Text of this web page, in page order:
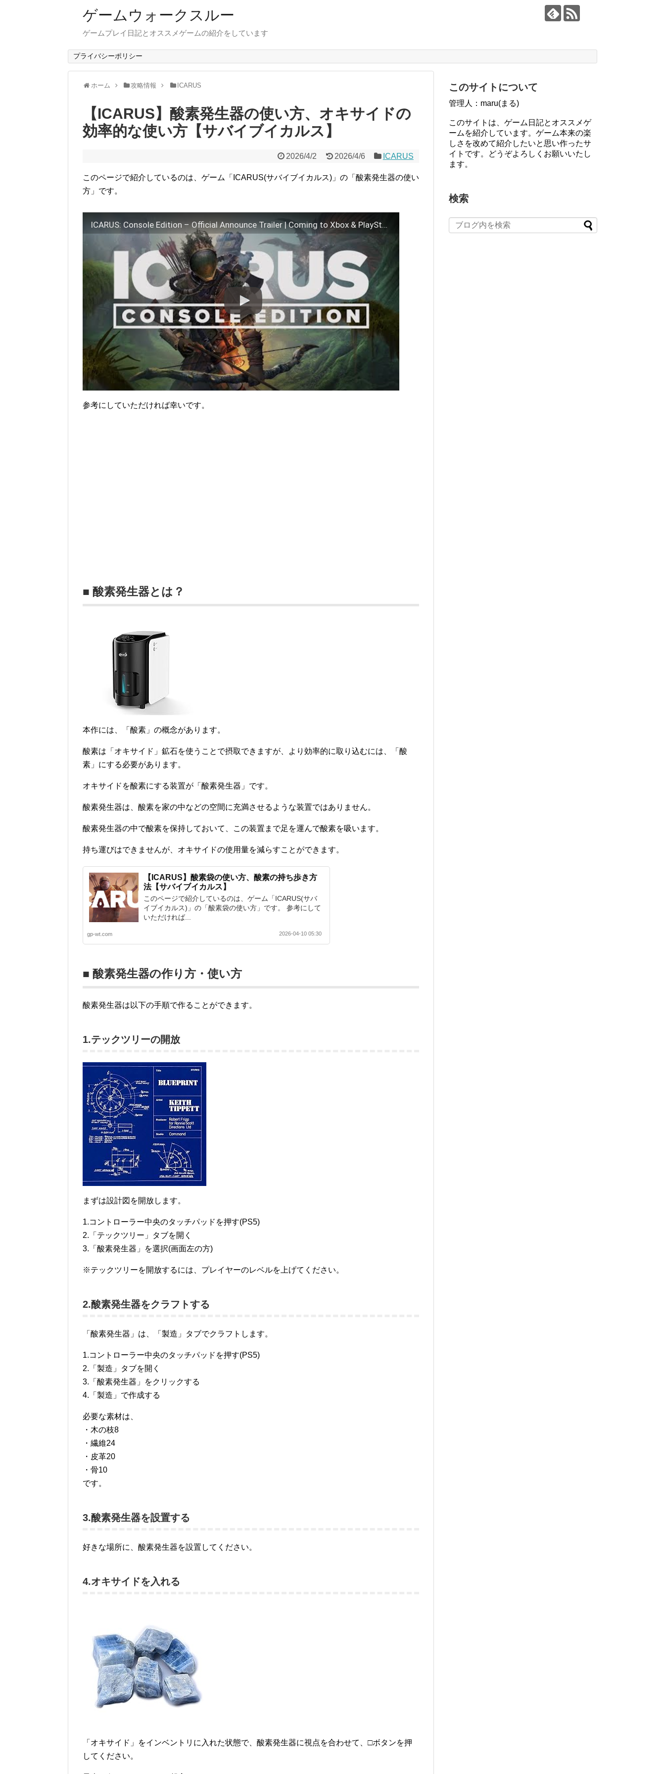
ゲームウォークスルー
ゲームプレイ日記とオススメゲームの紹介をしています
プライバシーポリシー
ホーム 攻略情報 ICARUS
【ICARUS】酸素発生器の使い方、オキサイドの
効率的な使い方【サバイブイカルス】
2026/4/2 2026/4/6 ICARUS
このページで紹介しているのは、ゲーム「ICARUS(サバイブイカルス)」の「酸素発生器の使い
方」です。
ICARUS: Console Edition – Official Announce Trailer | Coming to Xbox & PlayStation in 2026
参考にしていただければ幸いです。
■ 酸素発生器とは？
本作には、「酸素」の概念があります。
酸素は「オキサイド」鉱石を使うことで摂取できますが、より効率的に取り込むには、「酸
素」にする必要があります。
オキサイドを酸素にする装置が「酸素発生器」です。
酸素発生器は、酸素を家の中などの空間に充満させるような装置ではありません。
酸素発生器の中で酸素を保持しておいて、この装置まで足を運んで酸素を吸います。
持ち運びはできませんが、オキサイドの使用量を減らすことができます。
【ICARUS】酸素袋の使い方、酸素の持ち歩き方
法【サバイブイカルス】
このページで紹介しているのは、ゲーム「ICARUS(サバ
イブイカルス)」の「酸素袋の使い方」です。 参考にして
いただければ...
gp-wt.com 2026-04-10 05:30
■ 酸素発生器の作り方・使い方
酸素発生器は以下の手順で作ることができます。
1.テックツリーの開放
まずは設計図を開放します。
1.コントローラー中央のタッチパッドを押す(PS5)
2.「テックツリー」タブを開く
3.「酸素発生器」を選択(画面左の方)
※テックツリーを開放するには、プレイヤーのレベルを上げてください。
2.酸素発生器をクラフトする
「酸素発生器」は、「製造」タブでクラフトします。
1.コントローラー中央のタッチパッドを押す(PS5)
2.「製造」タブを開く
3.「酸素発生器」をクリックする
4.「製造」で作成する
必要な素材は、
・木の枝8
・繊維24
・皮革20
・骨10
です。
3.酸素発生器を設置する
好きな場所に、酸素発生器を設置してください。
4.オキサイドを入れる
「オキサイド」をインベントリに入れた状態で、酸素発生器に視点を合わせて、□ボタンを押
してください。
このサイトについて
管理人：maru(まる)
このサイトは、ゲーム日記とオススメゲ
ームを紹介しています。ゲーム本来の楽
しさを改めて紹介したいと思い作ったサ
イトです。どうぞよろしくお願いいたし
ます。
検索